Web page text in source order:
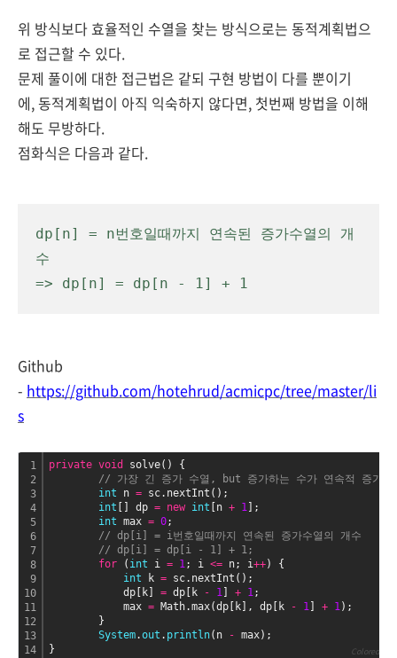
위 방식보다 효율적인 수열을 찾는 방식으로는 동적계획법으
로 접근할 수 있다.
문제 풀이에 대한 접근법은 같되 구현 방법이 다를 뿐이기
에,동적계획법이 아직 익숙하지 않다면, 첫번째 방법을 이해
해도 무방하다.
점화식은 다음과 같다.
dp[n] = n번호일때까지 연속된 증가수열의 개
수
=> dp[n] = dp[n - 1] + 1
Github
- https://github.com/hotehrud/acmicpc/tree/master/li
s
1
2
3
4
5
6
7
8
9
10
11
12
13
14
private void
solve() {
// 가장 긴 증가 수열, but 증가하는 수가 연속적 증가하
int n = sc.nextInt();
int [] dp = new int [n + 1 ];
int max = 0;
// dp[i] = i번호일때까지 연속된 증가수열의 개수
// dp[i] = dp[i - 1] + 1;
for ( int i = 1; i <= n; i++) {
int k = sc.nextInt();
dp[k] = dp[k - 1 + 1;
max = Math.max(dp[k], dp[k - 1 + 1);
}
System.out . println(n - max);
}
Colored by